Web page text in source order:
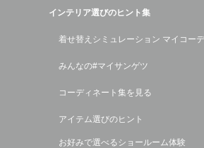
インテリア選びのヒント集
着せ替えシミュレーション マイコー
みんなの#マイサンゲツ
コーディネート集を見る
アイテム選びのヒント
お好みで選べるショールーム体験